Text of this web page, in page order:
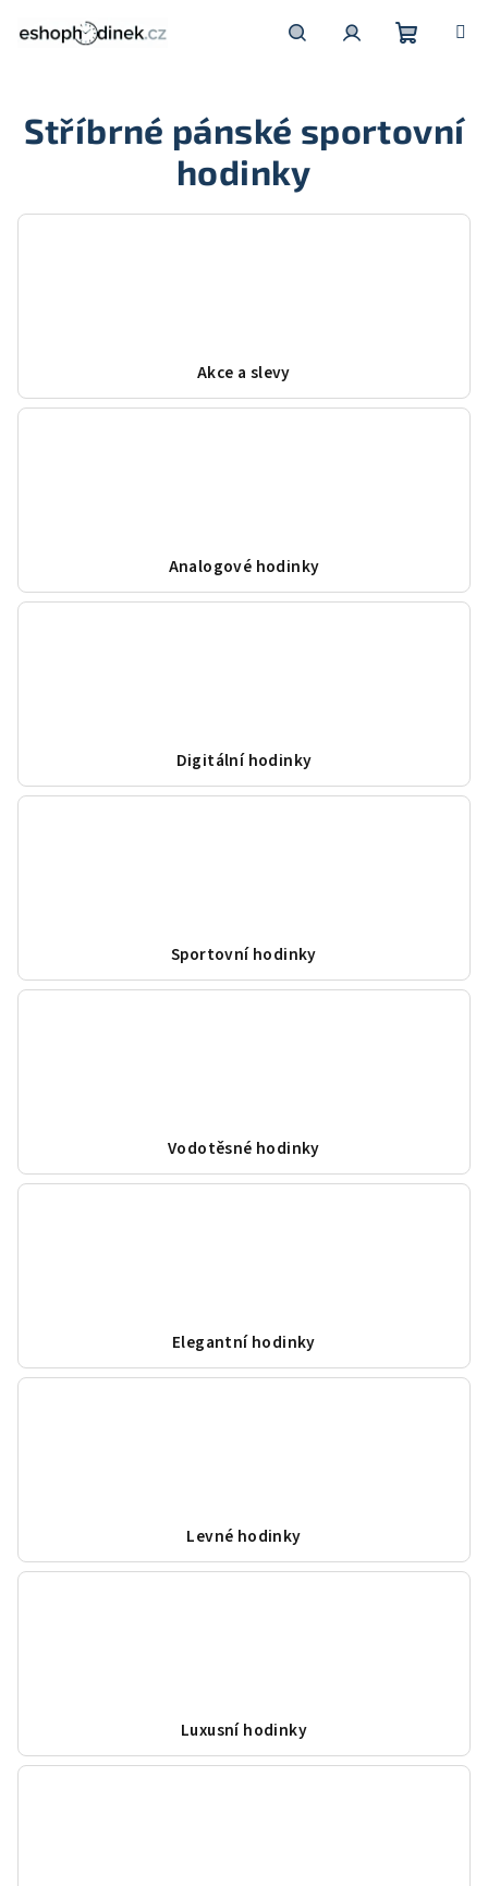
košík
Stříbrné pánské sportovní
hodinky
Akce a slevy
Analogové hodinky
Digitální hodinky
Sportovní hodinky
Vodotěsné hodinky
Elegantní hodinky
Levné hodinky
Luxusní hodinky